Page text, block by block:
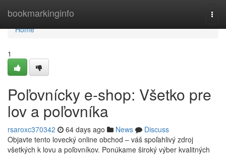
bookmarkinginfo
Home
Home
1
Poľovnícky e-shop: Všetko pre
lov a poľovníka
rsaroxc370342 64 days ago News
Discuss
Objavte tento lovecký online obchod – váš spoľahlivý zdroj
všetkých k lovu a poľovníkov. Ponúkame široký výber kvalitných